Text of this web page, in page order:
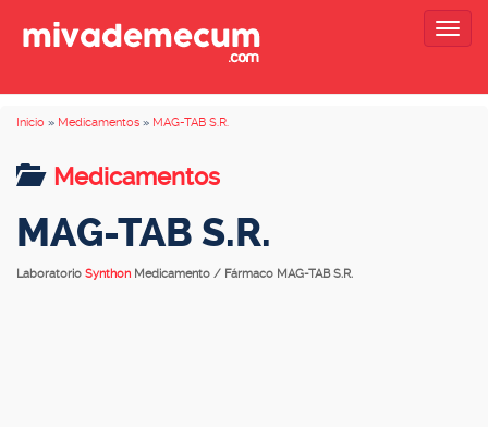
Inicio » Medicamentos » MAG-TAB S.R.
Medicamentos
MAG-TAB S.R.
Laboratorio Synthon Medicamento / Fármaco MAG-TAB S.R.